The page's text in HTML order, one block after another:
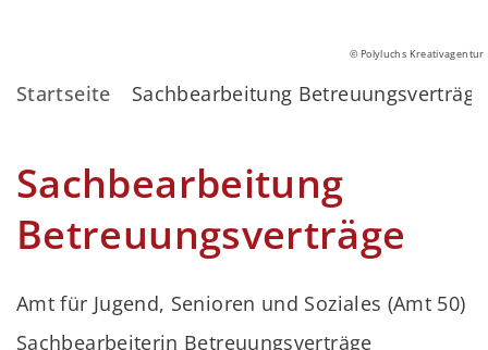
© Polyluchs Kreativagentur
Startseite Sachbearbeitung Betreuungsverträge
Sachbearbeitung
Betreuungsverträge
Amt für Jugend, Senioren und Soziales (Amt 50)
Sachbearbeiterin Betreuungsverträge